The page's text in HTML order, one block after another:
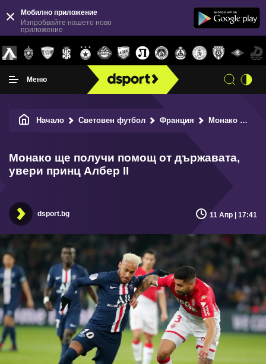
Мобилно приложение
Изпробвайте нашето ново
приложение
Меню
Начало Световен футбол Франция Монако ще получи помощ от държавата, увери принц Албер II
Монако ще получи помощ от държавата,
увери принц Албер II
dsport.bg 11 Апр | 17:41